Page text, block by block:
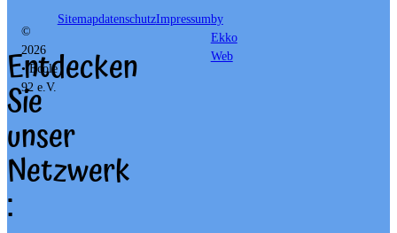
Entdecken
Sie
unser
Netzwerk
:
©
2026
• École
92 e.V.
SitemapdatenschutzImpressumby
Ekko
Web